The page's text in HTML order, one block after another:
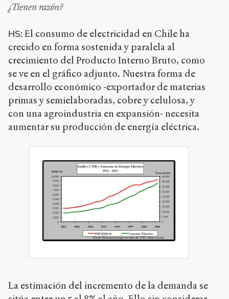
¿Tienen razón?
HS: El consumo de electricidad en Chile ha
crecido en forma sostenida y paralela al
crecimiento del Producto Interno Bruto, como
se ve en el gráfico adjunto. Nuestra forma de
desarrollo económico -exportador de materias
primas y semielaboradas, cobre y celulosa, y
con una agroindustria en expansión- necesita
aumentar su producción de energía eléctrica.
La estimación del incremento de la demanda se